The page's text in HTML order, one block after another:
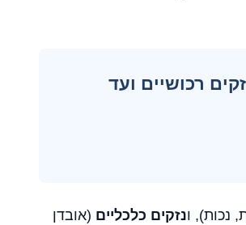
רכושיים ועד
נכות), ונזקים כלכליים (אובדן